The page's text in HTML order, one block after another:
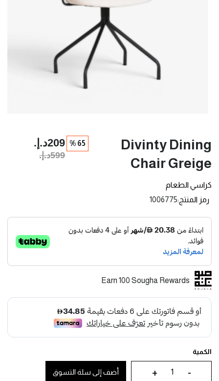
Divinty Dining
Chair Greige
كراسي الطعام
رمز المنتج 1006775
65 % 209د.إ.‏
599د.إ.‏
Earn 100 Sougha Rewards
الكمية
-
+ أضف إلى سلة التسوق